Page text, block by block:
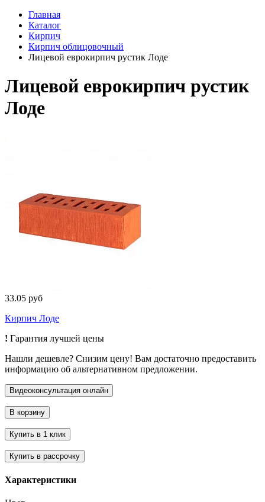
Главная
Каталог
Кирпич
Кирпич облицовочный
Лицевой еврокирпич рустик Лоде
Лицевой еврокирпич рустик
Лоде
33.05 руб
Кирпич Лоде
! Гарантия лучшей цены
Нашли дешевле? Снизим цену! Вам достаточно предоставить
информацию об альтернативном предложении.
Характеристики